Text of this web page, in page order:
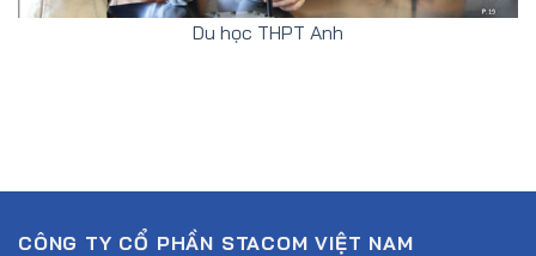
Du học THPT Anh
CÔNG TY CỔ PHẦN STACOM VIỆT NAM